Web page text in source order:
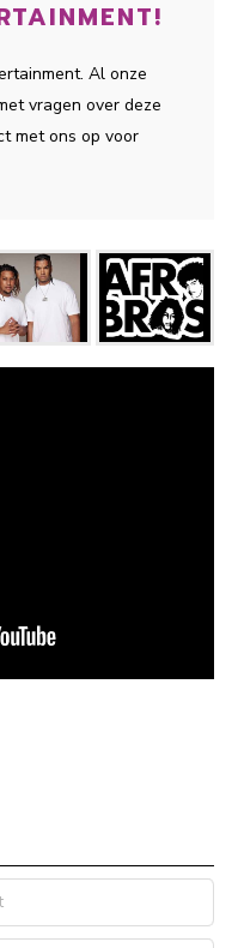
Al onze
vragen over deze
met ons op voor